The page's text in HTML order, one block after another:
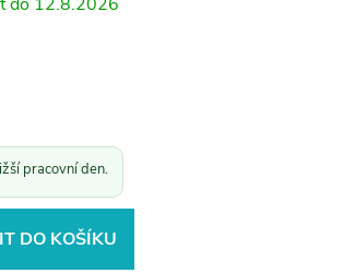
pracovní den.
DO KOŠÍKU